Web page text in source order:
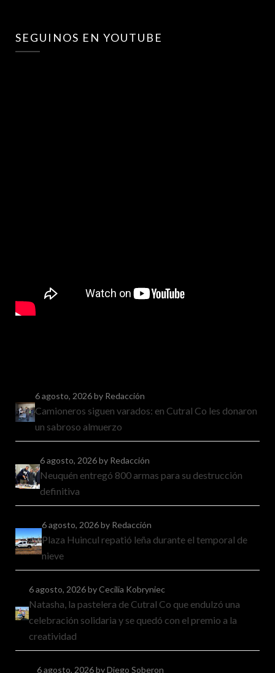
SEGUINOS EN YOUTUBE
6 agosto, 2026by Redacción
Camioneros siguen varados: en Cutral Co les donaron
un sabroso almuerzo
6 agosto, 2026by Redacción
Neuquén entregó 800 armas para su destrucción
definitiva
6 agosto, 2026by Redacción
Plaza Huincul repatió leña durante el temporal de
nieve
6 agosto, 2026by Cecilia Kobryniec
Natasha, la pastelera de Cutral Co que endulzó una
celebración solidaria y se quedó con el premio a la
creatividad
6 agosto, 2026by Diego Soberon